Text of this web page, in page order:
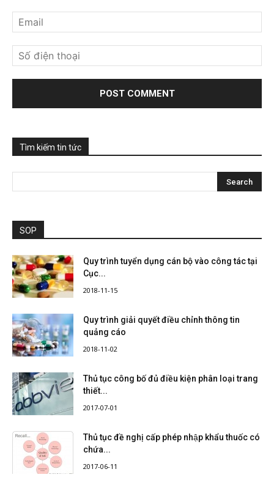
Tìm kiếm tin tức
SOP
Quy trình tuyển dụng cán bộ vào công tác tại
Cục...
2018-11-15
Quy trình giải quyết điều chỉnh thông tin
quảng cáo
2018-11-02
Thủ tục công bố đủ điều kiện phân loại trang
thiết...
2017-07-01
Thủ tục đề nghị cấp phép nhập khẩu thuốc có
chứa...
2017-06-11